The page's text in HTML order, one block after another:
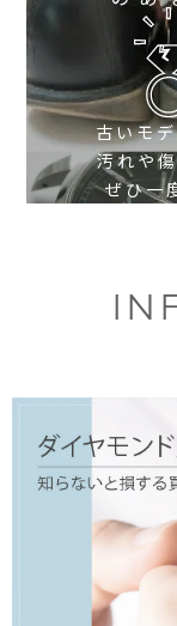
古いモ
汚れや
ぜひ一